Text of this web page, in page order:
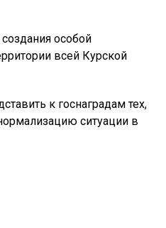
особой
всей Курской
к госнаградам тех,
ситуации в